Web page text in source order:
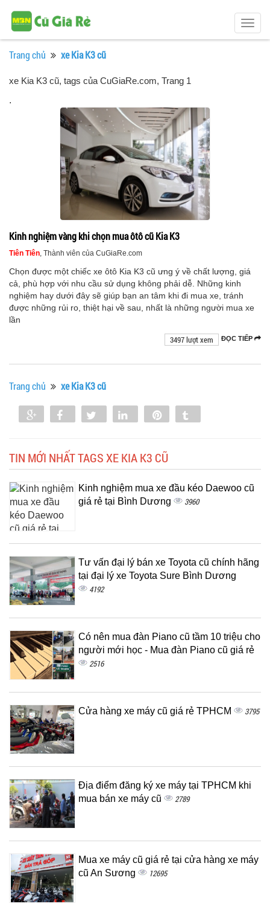
Trang chủ xe Kia K3 cũ
xe Kia K3 cũ, tags của CuGiaRe.com, Trang 1
.
Kinh nghiệm vàng khi chọn mua ôtô cũ Kia K3
Tiên Tiên, Thành viên của CuGiaRe.com
Chọn được một chiếc xe ôtô Kia K3 cũ ưng ý về chất lượng, giá
cả, phù hợp với nhu cầu sử dụng không phải dễ. Những kinh
nghiệm hay dưới đây sẽ giúp bạn an tâm khi đi mua xe, tránh
được những rủi ro, thiệt hại về sau, nhất là những người mua xe
lần
ĐỌC TIẾP
3497 lượt xem
Trang chủ xe Kia K3 cũ
Share Share Tweet Share
TIN MỚI NHẤT TAGS XE KIA K3 CŨ
Kinh nghiệm mua xe đầu kéo Daewoo cũ
giá rẻ tại Bình Dương
3960
Tư vấn đại lý bán xe Toyota cũ chính hãng
tại đại lý xe Toyota Sure Bình Dương
4192
Có nên mua đàn Piano cũ tầm 10 triệu cho
người mới học - Mua đàn Piano cũ giá rẻ
2516
Cửa hàng xe máy cũ giá rẻ TPHCM 3795
Địa điểm đăng ký xe máy tại TPHCM khi
mua bán xe máy cũ
2789
Mua xe máy cũ giá rẻ tại cửa hàng xe máy
cũ An Sương
12695